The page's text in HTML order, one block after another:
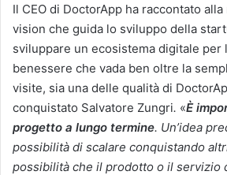
Il CEO di DoctorApp ha raccontato
vision che guida lo sviluppo della
sviluppare un ecosistema digitale per
benessere che vada ben oltre la
visite, sia una delle qualità di
conquistato Salvatore Zungri. «È
progetto a lungo termine. Un’idea
possibilità di scalare conquistando
possibilità che il prodotto o il servizio